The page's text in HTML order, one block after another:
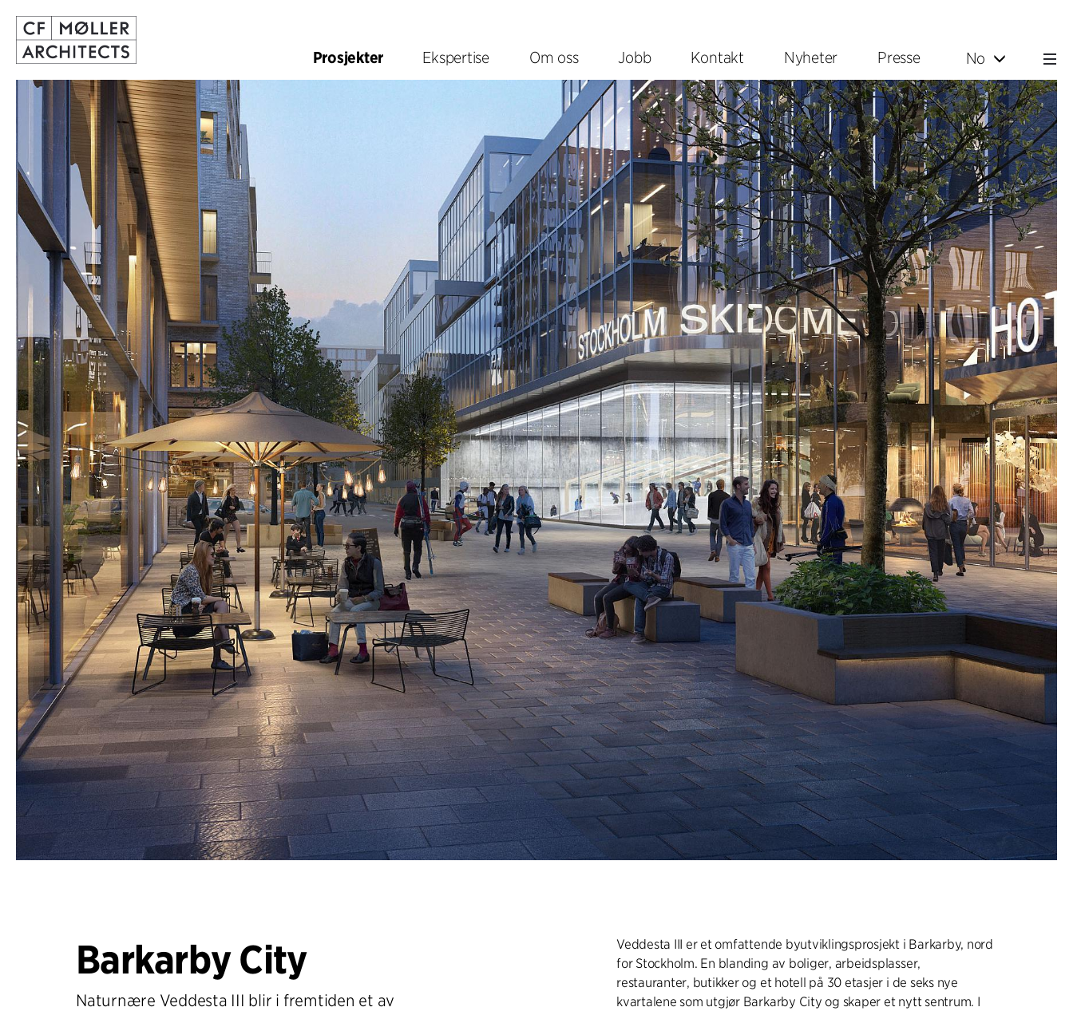
Prosjekter Ekspertise Om oss Jobb Kontakt Nyheter Presse No
Barkarby City
Naturnære Veddesta III blir i fremtiden et av
Veddesta III er et omfattende byutviklingsprosjekt i Barkarby, nord
for Stockholm. En blanding av boliger, arbeidsplasser,
restauranter, butikker og et hotell på 30 etasjer i de seks nye
kvartalene som utgjør Barkarby City og skaper et nytt sentrum. I